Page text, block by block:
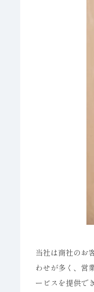
当社は商社のお
わせが多く、営
ービスを提供で